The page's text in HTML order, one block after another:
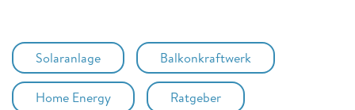
Solaranlage Balkonkraftwerk
Home Energy Ratgeber